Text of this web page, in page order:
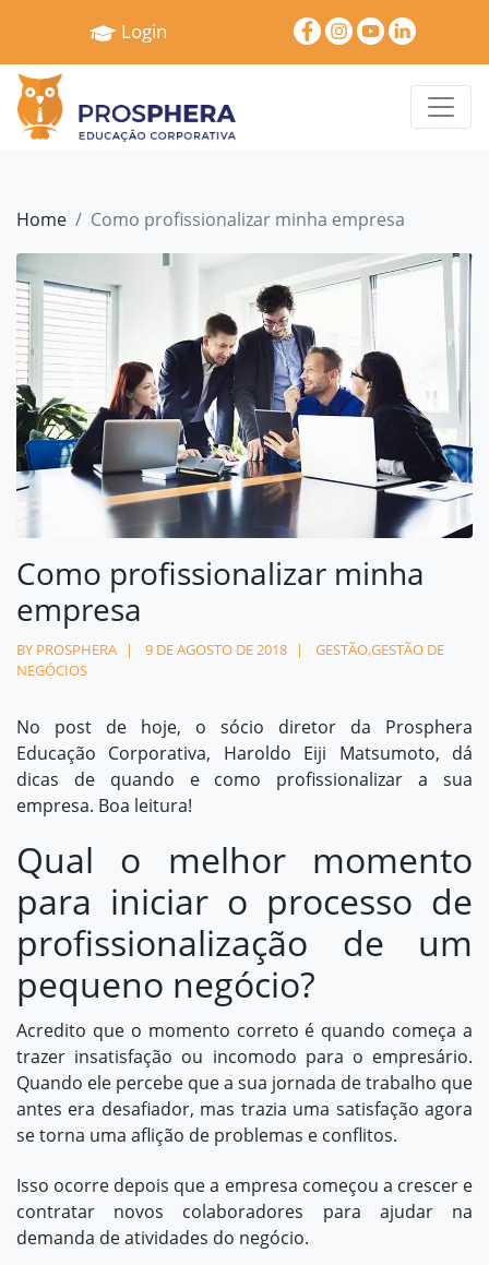
Home
Quem
Pró
Gestão
Cases
e
Depoimentos
Blog
Contato
contato@prosphera.com.br
Login
Home Como profissionalizar minha empresa
Como profissionalizar minha
empresa
BY PROSPHERA 9 DE AGOSTO DE 2018 GESTÃO,GESTÃO DE
NEGÓCIOS
No post de hoje, o sócio diretor da Prosphera
Educação Corporativa, Haroldo Eiji Matsumoto, dá
dicas de quando e como profissionalizar a sua
empresa. Boa leitura!
Qual o melhor momento
para iniciar o processo de
profissionalização de um
pequeno negócio?
Acredito que o momento correto é quando começa a
trazer insatisfação ou incomodo para o empresário.
Quando ele percebe que a sua jornada de trabalho que
antes era desafiador, mas trazia uma satisfação agora
se torna uma aflição de problemas e conflitos.
Isso ocorre depois que a empresa começou a crescer e
contratar novos colaboradores para ajudar na
demanda de atividades do negócio.